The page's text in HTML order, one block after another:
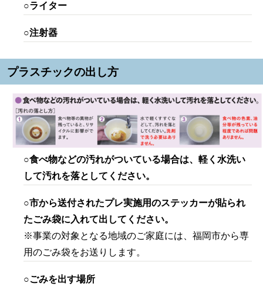
○ライター
○注射器
プラスチックの出し方
○食べ物などの汚れがついている場合は、軽く水洗い
して汚れを落としてください。
○市から送付されたプレ実施用のステッカーが貼られ
たごみ袋に入れて出してください。
※事業の対象となる地域のご家庭には、福岡市から専
用のごみ袋をお送りします。
○ごみを出す場所